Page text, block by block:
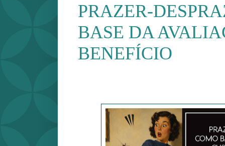
PRAZER-
BASE DA
BENEFÍCIO